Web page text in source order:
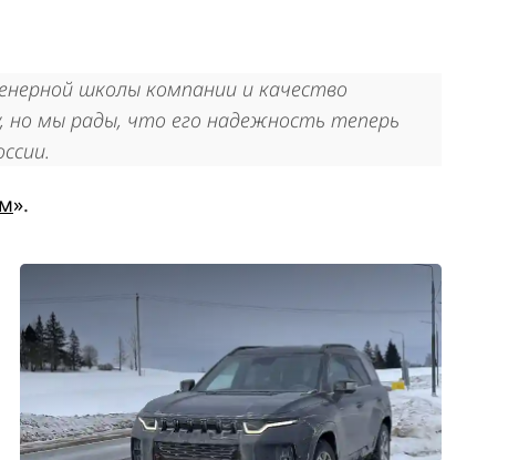
школы компании и качество
но мы рады, что его надежность теперь
».